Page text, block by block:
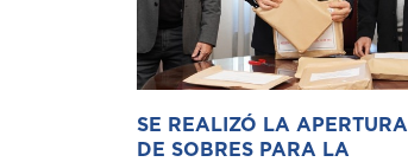
SE REALIZÓ LA APERTURA
DE SOBRES PARA LA